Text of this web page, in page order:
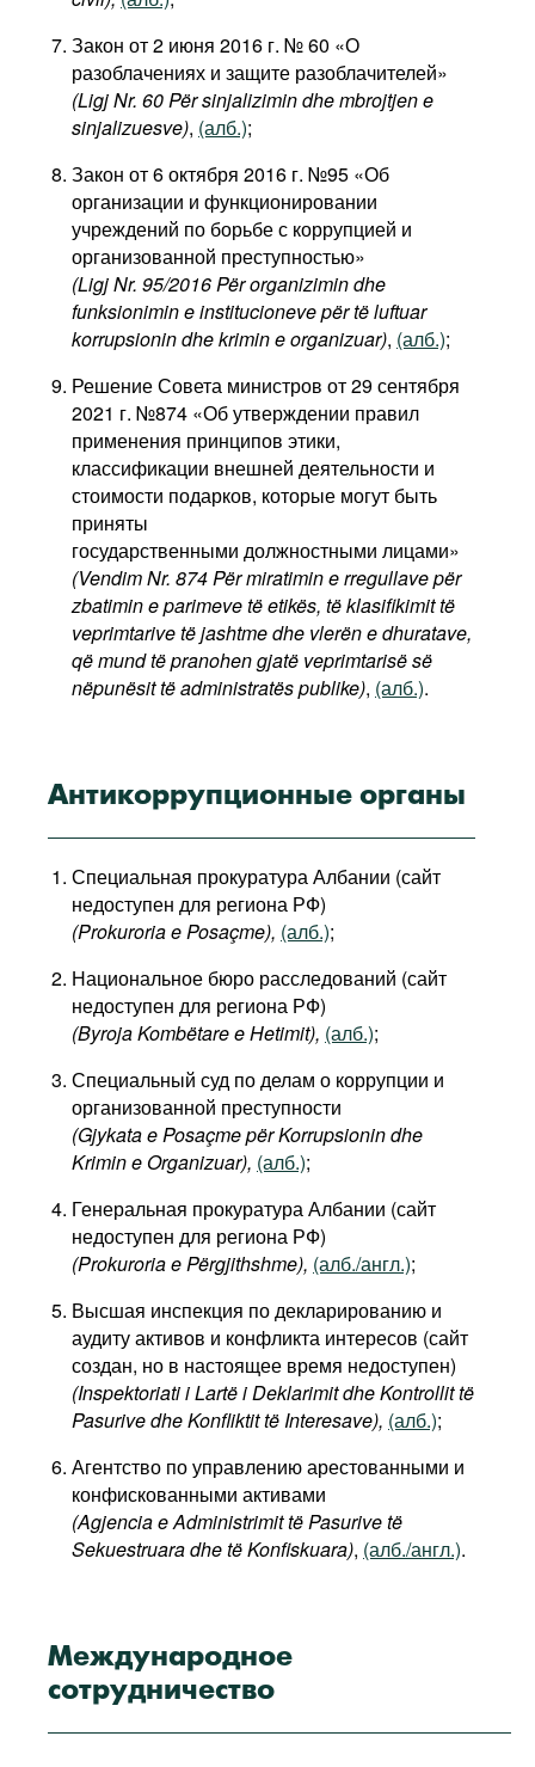
Закон от 2 июня 2016 г. № 60 «О
разоблачениях и защите разоблачителей»
(Ligj Nr. 60 Për sinjalizimin dhe mbrojtjen e
sinjalizuesve), (алб.);
Закон от 6 октября 2016 г. №95 «Об
организации и функционировании
учреждений по борьбе с коррупцией и
организованной преступностью»
(Ligj Nr. 95/2016 Për organizimin dhe
funksionimin e institucioneve për të luftuar
korrupsionin dhe krimin e organizuar), (алб.);
Решение Совета министров от 29 сентября
2021 г. №874 «Об утверждении правил
применения принципов этики,
классификации внешней деятельности и
стоимости подарков, которые могут быть
приняты
государственными должностными лицами»
(Vendim Nr. 874 Për miratimin e rregullave për
zbatimin e parimeve të etikës, të klasifikimit të
veprimtarive të jashtme dhe vlerën e dhuratave,
që mund të pranohen gjatë veprimtarisë së
nëpunësit të administratës publike), (алб.).
Антикоррупционные органы
Специальная прокуратура Албании (сайт
недоступен для региона РФ)
(Prokuroria e Posaçme), (алб.);
Национальное бюро расследований (сайт
недоступен для региона РФ)
(Byroja Kombëtare e Hetimit), (алб.);
Специальный суд по делам о коррупции и
организованной преступности
(Gjykata e Posaçme për Korrupsionin dhe
Krimin e Organizuar), (алб.);
Генеральная прокуратура Албании (сайт
недоступен для региона РФ)
(Prokuroria e Përgjithshme), (алб./англ.);
Высшая инспекция по декларированию и
аудиту активов и конфликта интересов (сайт
создан, но в настоящее время недоступен)
(Inspektoriati i Lartë i Deklarimit dhe Kontrollit të
Pasurive dhe Konfliktit të Interesave), (алб.);
Агентство по управлению арестованными и
конфискованными активами
(Agjencia e Administrimit të Pasurive të
Sekuestruara dhe të Konfiskuara), (алб./англ.).
Международное
сотрудничество